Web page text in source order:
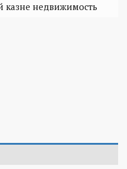
казне недвижимость